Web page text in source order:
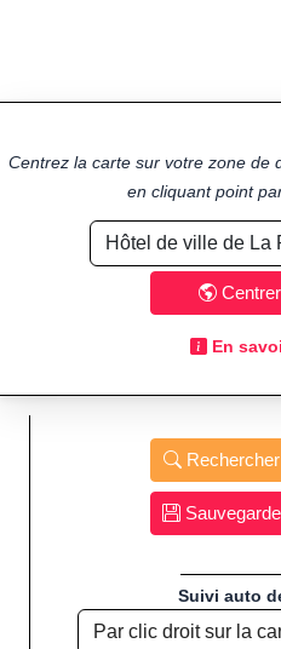
Centrez la carte sur votre zone de
en cliquant point
En
Suivi auto